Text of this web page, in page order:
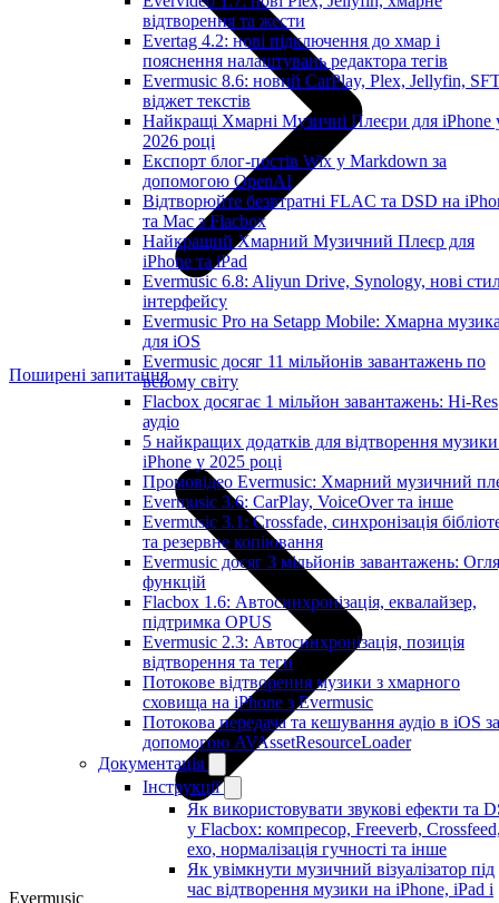
відтворення та жести
Evertag 4.2: нові підключення до хмар і
пояснення налаштувань редактора тегів
Evermusic 8.6: новий CarPlay, Plex, Jellyfin,
віджет текстів
Найкращі Хмарні Музичні Плеєри для iPhone
2026 році
Експорт блог-постів Wix у Markdown за
допомогою OpenAI
Відтворюйте безвтратні FLAC та DSD на
та Mac з Flacbox
Найкращий Хмарний Музичний Плеєр для
iPhone та iPad
Evermusic 6.8: Aliyun Drive, Synology, нові
інтерфейсу
Evermusic Pro на Setapp Mobile: Хмарна
для iOS
Evermusic досяг 11 мільйонів завантажень по
всьому світу
Flacbox досягає 1 мільйон завантажень: Hi-Res
аудіо
5 найкращих додатків для відтворення
iPhone у 2025 році
Промовідео Evermusic: Хмарний музичний
Evermusic 3.6: CarPlay, VoiceOver та інше
Evermusic 3.1: Crossfade, синхронізація
та резервне копіювання
Evermusic досяг 3 мільйонів завантажень:
функцій
Flacbox 1.6: Автосинхронізація, еквалайзер,
підтримка OPUS
Evermusic 2.3: Автосинхронізація, позиція
відтворення та теги
Потокове відтворення музики з хмарного
сховища на iPhone з Evermusic
Потокова передача та кешування аудіо в iOS за
допомогою AVAssetResourceLoader
Документація
Інструкції
Як використовувати звукові ефекти та
у Flacbox: компресор, Freeverb,
ехо, нормалізація гучності та інше
Як увімкнути музичний візуалізатор під
час відтворення музики на iPhone, iPad і
Поширені запитання
Evermusic